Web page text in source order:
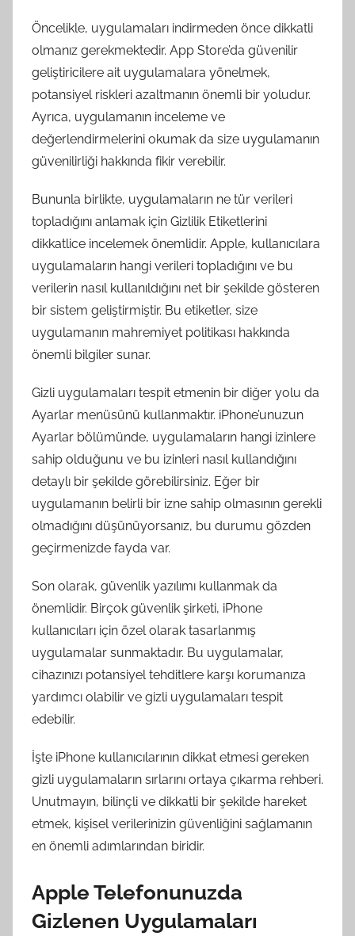
Öncelikle, uygulamaları indirmeden önce dikkatli
olmanız gerekmektedir. App Store’da güvenilir
geliştiricilere ait uygulamalara yönelmek,
potansiyel riskleri azaltmanın önemli bir yoludur.
Ayrıca, uygulamanın inceleme ve
değerlendirmelerini okumak da size uygulamanın
güvenilirliği hakkında fikir verebilir.
Bununla birlikte, uygulamaların ne tür verileri
topladığını anlamak için Gizlilik Etiketlerini
dikkatlice incelemek önemlidir. Apple, kullanıcılara
uygulamaların hangi verileri topladığını ve bu
verilerin nasıl kullanıldığını net bir şekilde gösteren
bir sistem geliştirmiştir. Bu etiketler, size
uygulamanın mahremiyet politikası hakkında
önemli bilgiler sunar.
Gizli uygulamaları tespit etmenin bir diğer yolu da
Ayarlar menüsünü kullanmaktır. iPhone’unuzun
Ayarlar bölümünde, uygulamaların hangi izinlere
sahip olduğunu ve bu izinleri nasıl kullandığını
detaylı bir şekilde görebilirsiniz. Eğer bir
uygulamanın belirli bir izne sahip olmasının gerekli
olmadığını düşünüyorsanız, bu durumu gözden
geçirmenizde fayda var.
Son olarak, güvenlik yazılımı kullanmak da
önemlidir. Birçok güvenlik şirketi, iPhone
kullanıcıları için özel olarak tasarlanmış
uygulamalar sunmaktadır. Bu uygulamalar,
cihazınızı potansiyel tehditlere karşı korumanıza
yardımcı olabilir ve gizli uygulamaları tespit
edebilir.
İşte iPhone kullanıcılarının dikkat etmesi gereken
gizli uygulamaların sırlarını ortaya çıkarma rehberi.
Unutmayın, bilinçli ve dikkatli bir şekilde hareket
etmek, kişisel verilerinizin güvenliğini sağlamanın
en önemli adımlarından biridir.
Apple Telefonunuzda
Gizlenen Uygulamaları